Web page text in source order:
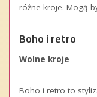
różne kroje. Mogą
Boho i retro
Wolne kroje
Boho i retro to